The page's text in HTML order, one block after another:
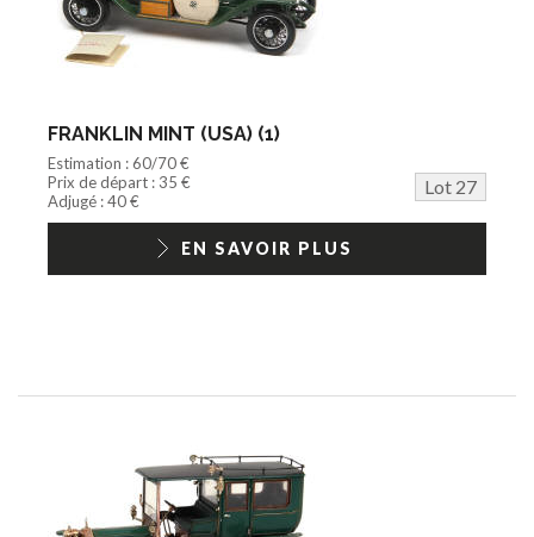
FRANKLIN MINT (USA) (1)
Estimation : 60/70 €
Prix de départ : 35 €
Lot 27
Adjugé : 40 €
EN SAVOIR PLUS